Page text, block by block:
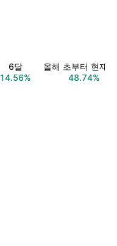
6달
14.56%
올해 초부터 현재
48.74%